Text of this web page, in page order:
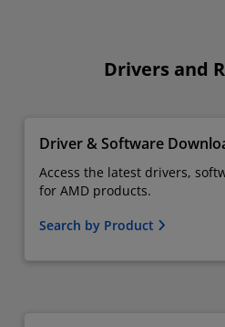
Drivers and
Driver & Software
Access the latest drivers,
for AMD products.
Search by Product